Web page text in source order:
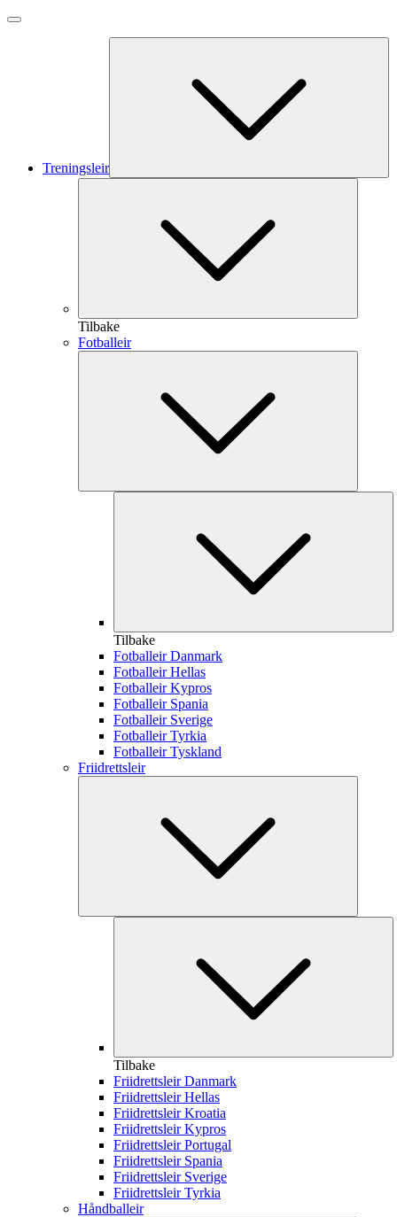
Treningsleir
Tilbake
Fotballeir
Tilbake
Fotballeir Danmark
Fotballeir Hellas
Fotballeir Kypros
Fotballeir Spania
Fotballeir Sverige
Fotballeir Tyrkia
Fotballeir Tyskland
Friidrettsleir
Tilbake
Friidrettsleir Danmark
Friidrettsleir Hellas
Friidrettsleir Kroatia
Friidrettsleir Kypros
Friidrettsleir Portugal
Friidrettsleir Spania
Friidrettsleir Sverige
Friidrettsleir Tyrkia
Håndballeir